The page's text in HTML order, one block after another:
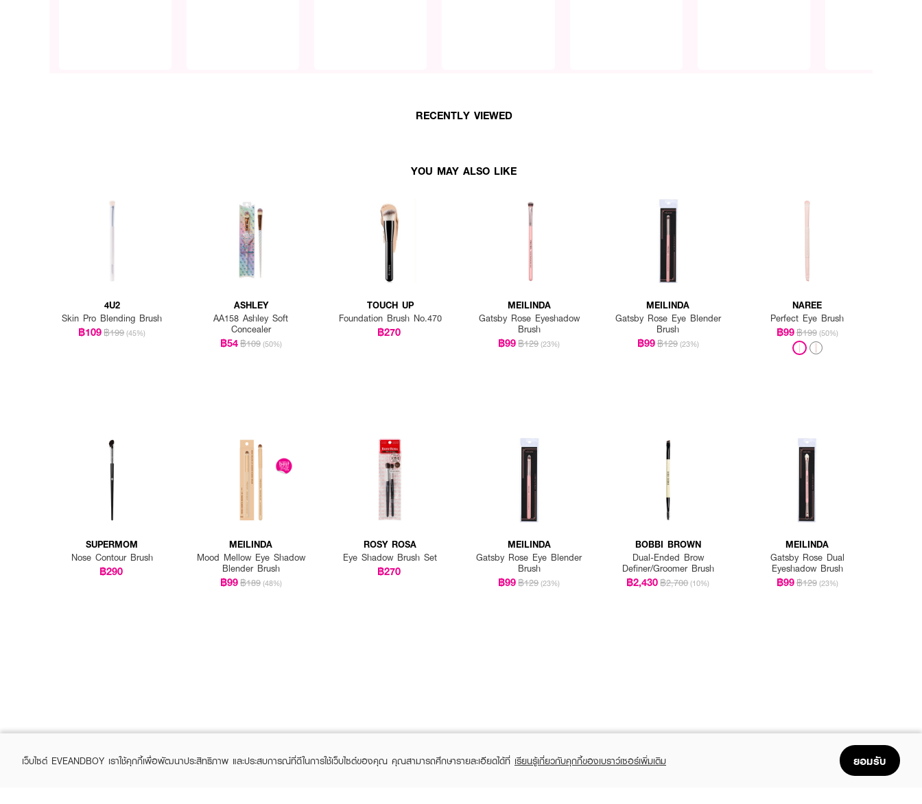
RECENTLY VIEWED
YOU MAY ALSO LIKE
4U2
Skin Pro Blending Brush
฿109฿199 (45%)
ASHLEY
AA158 Ashley Soft
Concealer
฿54฿109 (50%)
TOUCH UP
Foundation Brush No.470
฿270
MEILINDA
Gatsby Rose Eyeshadow
Brush
฿99฿129 (23%)
MEILINDA
Gatsby Rose Eye Blender
Brush
฿99฿129 (23%)
NAREE
Perfect Eye Brush
฿99฿199 (50%)
SUPERMOM
Nose Contour Brush
฿290
MEILINDA
Mood Mellow Eye Shadow
Blender Brush
฿99฿189 (48%)
ROSY ROSA
Eye Shadow Brush Set
฿270
MEILINDA
Gatsby Rose Eye Blender
Brush
฿99฿129 (23%)
BOBBI BROWN
Dual-Ended Brow
Definer/Groomer Brush
฿2,430฿2,700 (10%)
MEILINDA
Gatsby Rose Dual
Eyeshadow Brush
฿99฿129 (23%)
เว็บไซต์ EVEANDBOY เราใช้คุกกี้เพื่อพัฒนาประสิทธิภาพ และประสบการณ์ที่ดีในการใช้เว็บไซต์ของคุณ คุณสามารถศึกษารายละเอียดได้ที่ เรียนรู้เกี่ยวกับคุกกี้ของเบราว์เซอร์เพิ่มเติม ยอมรับ